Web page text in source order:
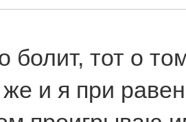
болит, тот о
же и я при